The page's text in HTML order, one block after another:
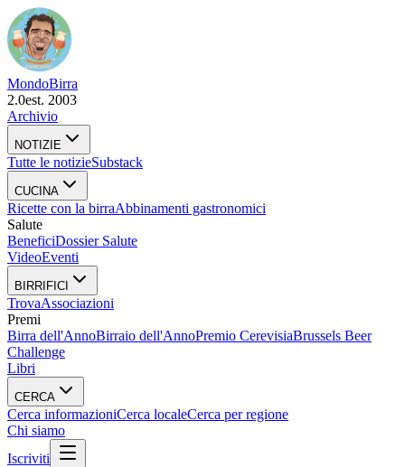
MondoBirra
2.0est. 2003
Archivio
NOTIZIE
Tutte le notizieSubstack
CUCINA
Ricette con la birraAbbinamenti gastronomici
Salute
BeneficiDossier Salute
VideoEventi
BIRRIFICI
TrovaAssociazioni
Premi
Birra dell'AnnoBirraio dell'AnnoPremio CerevisiaBrussels Beer
Challenge
Libri
CERCA
Cerca informazioniCerca localeCerca per regione
Chi siamo
Iscriviti